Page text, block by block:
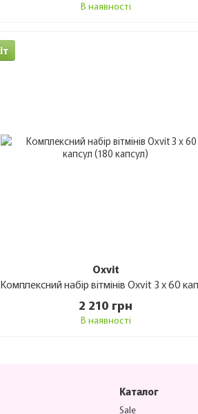
В наявності
Oxvit
2 210 грн
В наявності
Каталог
Sale